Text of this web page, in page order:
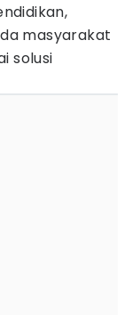
masyarakat
solusi